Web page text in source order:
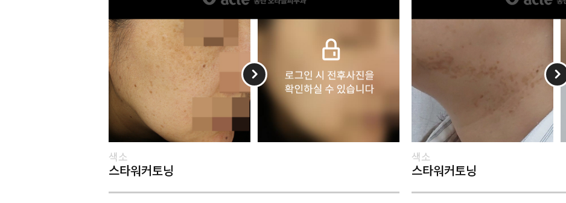
색소
스타워커토닝
색소
스타워커토닝